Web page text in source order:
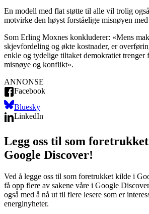
En modell med flat støtte til alle vil trolig
motvirke den høyst forståelige misnøyen
Som Erling Moxnes konkluderer: «Mens
skjevfordeling og økte kostnader, er
enkle og tydelige tiltaket demokratiet trenger
misnøye og konflikt».
ANNONSE
Facebook
Bluesky
LinkedIn
Legg oss til som
Google Discover!
Ved å legge oss til som foretrukket kilde i
få opp flere av sakene våre i Google
også med å nå ut til flere lesere som er
energinyheter.